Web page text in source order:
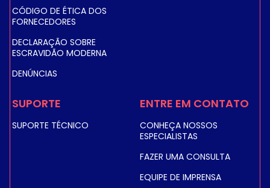
CÓDIGO DE ÉTICA DOS
FORNECEDORES
DECLARAÇÃO SOBRE
ESCRAVIDÃO MODERNA
DENÚNCIAS
SUPORTE
SUPORTE TÉCNICO
ENTRE EM CONTATO
CONHEÇA NOSSOS
ESPECIALISTAS
FAZER UMA CONSULTA
EQUIPE DE IMPRENSA